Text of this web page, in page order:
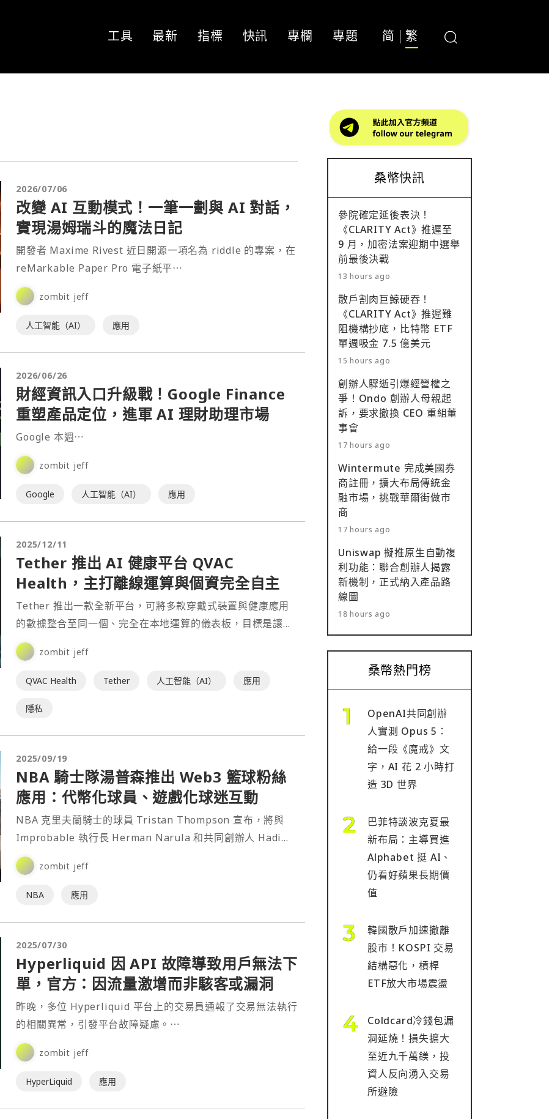
工具 最新 指標 快訊 專欄 專題 简 繁
2026/07/06
改變 AI 互動模式！一筆一劃與 AI 對話，
實現湯姆瑞斗的魔法日記
開發者 Maxime Rivest 近日開源一項名為 riddle 的專案，在
reMarkable Paper Pro 電子紙平⋯
zombit jeff
人工智能（AI） 應用
2026/06/26
財經資訊入口升級戰！Google Finance
重塑產品定位，進軍 AI 理財助理市場
Google 本週⋯
zombit jeff
Google 人工智能（AI） 應用
2025/12/11
Tether 推出 AI 健康平台 QVAC
Health，主打離線運算與個資完全自主
Tether 推出一款全新平台，可將多款穿戴式裝置與健康應用
的數據整合至同一個、完全在本地運算的儀表板，目標是讓使
用者完全掌控個人的健康數據。⋯
zombit jeff
QVAC Health Tether 人工智能（AI） 應用
隱私
2025/09/19
NBA 騎士隊湯普森推出 Web3 籃球粉絲
應用：代幣化球員、遊戲化球迷互動
NBA 克里夫蘭騎士的球員 Tristan Thompson 宣布，將與
Improbable 執行長 Herman Narula 和共同創辦人 Hadi
Tehe⋯
zombit jeff
NBA 應用
2025/07/30
Hyperliquid 因 API 故障導致用戶無法下
單，官方：因流量激增而非駭客或漏洞
昨晚，多位 Hyperliquid 平台上的交易員通報了交易無法執行
的相關異常，引發平台故障疑慮。⋯
zombit jeff
HyperLiquid 應用
桑幣快訊
參院確定延後表決！
《CLARITY Act》推遲至
9 月，加密法案迎期中選舉
前最後決戰
13 hours ago
散戶割肉巨鯨硬吞！
《CLARITY Act》推遲難
阻機構抄底，比特幣 ETF
單週吸金 7.5 億美元
15 hours ago
創辦人驟逝引爆經營權之
爭！Ondo 創辦人母親起
訴，要求撤換 CEO 重組董
事會
17 hours ago
Wintermute 完成美國券
商註冊，擴大布局傳統金
融市場，挑戰華爾街做市
商
17 hours ago
Uniswap 擬推原生自動複
利功能：聯合創辦人揭露
新機制，正式納入產品路
線圖
18 hours ago
桑幣熱門榜
OpenAI共同創辦
人實測 Opus 5：
給一段《魔戒》文
字，AI 花 2 小時打
造 3D 世界
巴菲特談波克夏最
新布局：主導買進
Alphabet 挺 AI、
仍看好蘋果長期價
值
韓國散戶加速撤離
股市！KOSPI 交易
結構惡化，槓桿
ETF放大市場震盪
Coldcard冷錢包漏
洞延燒！損失擴大
至近九千萬鎂，投
資人反向湧入交易
所避險